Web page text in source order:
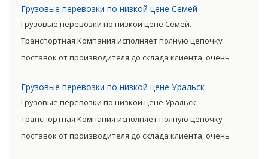
позволяют уменьшить транспортные затраты,
существенно снизив уровень итоговой цены товара.
Грузовые перевозки по низкой цене Семей
Грузовые перевозки по низкой цене Семей.
Транспортная Компания исполняет полную цепочку
поставок от производителя до склада клиента, очень
позволяют уменьшить транспортные затраты,
существенно снизив уровень итоговой цены товара.
Грузовые перевозки по низкой цене Уральск
Грузовые перевозки по низкой цене Уральск.
Транспортная Компания исполняет полную цепочку
поставок от производителя до склада клиента, очень